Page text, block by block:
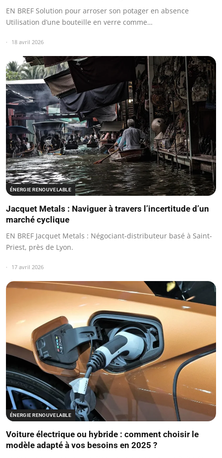
EN BREF Solution pour arroser son potager en absence
Utilisation d’une bouteille en verre comme…
18 avril 2026
ÉNERGIE RENOUVELABLE
Jacquet Metals : Naviguer à travers l’incertitude d’un
marché cyclique
EN BREF Jacquet Metals : Négociant-distributeur basé à Saint-
Priest, près de Lyon.
17 avril 2026
ÉNERGIE RENOUVELABLE
Voiture électrique ou hybride : comment choisir le
modèle adapté à vos besoins en 2025 ?